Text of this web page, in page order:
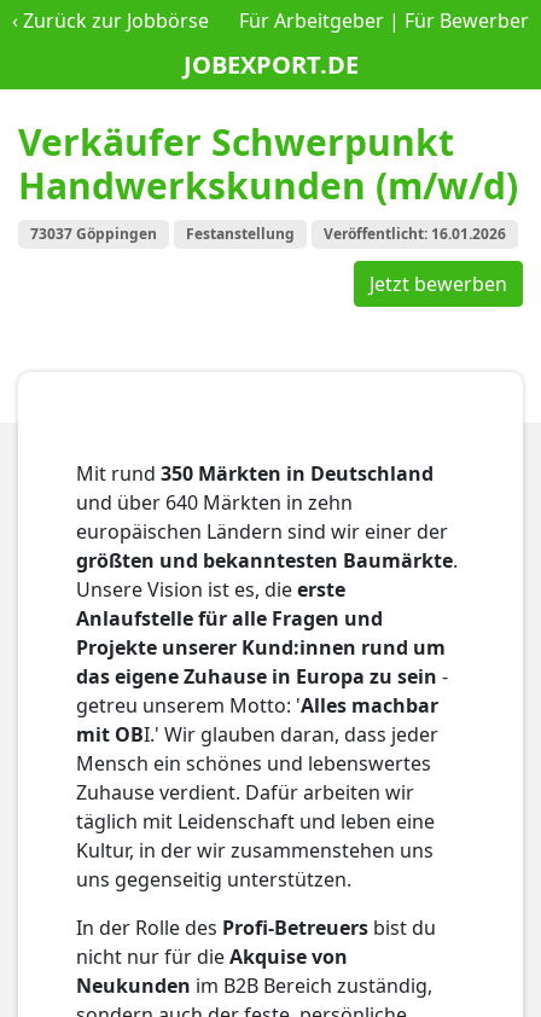
‹Zurück zur Jobbörse
JOBEXPORT.DE
Für Arbeitgeber | Für Bewerber
Verkäufer Schwerpunkt
Handwerkskunden (m/w/d)
73037 Göppingen Festanstellung Veröffentlicht: 16.01.2026
Jetzt bewerben
Mit rund 350 Märkten in Deutschland
und über 640 Märkten in zehn
europäischen Ländern sind wir einer der
größten und bekanntesten Baumärkte.
Unsere Vision ist es, dieerste
Anlaufstelle für alle Fragen und
Projekte unserer Kund:innen rund um
das eigene Zuhause in Europa zu sein -
getreu unserem Motto: 'Alles machbar
mit OBI.' Wir glauben daran, dass jeder
Mensch ein schönes und lebenswertes
Zuhause verdient. Dafür arbeiten wir
täglich mit Leidenschaft und leben eine
Kultur, in der wir zusammenstehen uns
uns gegenseitig unterstützen.
In der Rolle des Profi-Betreuers bist du
nicht nur für dieAkquise von
Neukunden im B2B Bereich zuständig,